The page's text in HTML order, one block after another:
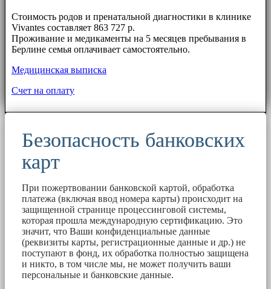
Стоимость родов и пренатальной диагностики в клинике
Vivantes составляет 863 727 р.
Проживание и медикаменты на 5 месяцев пребывания в
Берлине семья оплачивает самостоятельно.
Медицинская выписка
Счет на оплату
Безопасность банковских
карт
При пожертвовании банковской картой, обработка
платежа (включая ввод номера карты) происходит на
защищенной странице процессинговой системы,
которая прошла международную сертификацию. Это
значит, что Ваши конфиденциальные данные
(реквизиты карты, регистрационные данные и др.) не
поступают в фонд, их обработка полностью защищена
и никто, в том числе мы, не может получить ваши
персональные и банковские данные.